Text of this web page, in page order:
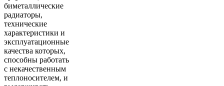
биметаллические
радиаторы,
технические
характеристики и
эксплуатационные
качества которых,
способны работать
с некачественным
теплоносителем, и